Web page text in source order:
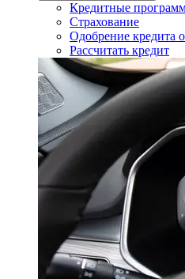
Кредитные
Страхование
Одобрение кредита
Рассчитать кредит